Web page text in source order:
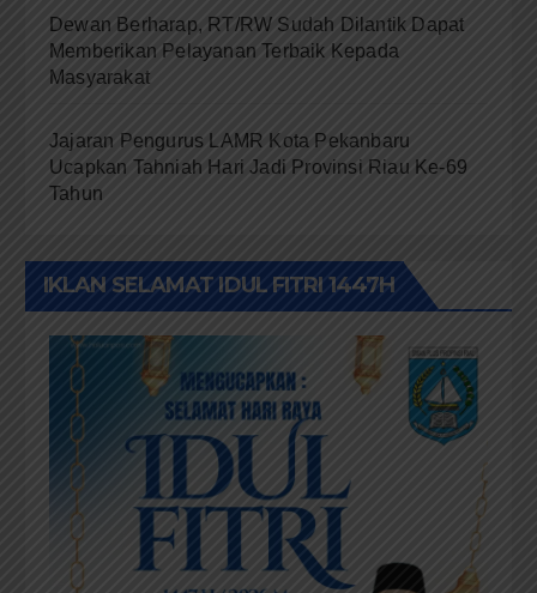
Dewan Berharap, RT/RW Sudah Dilantik Dapat
Memberikan Pelayanan Terbaik Kepada
Masyarakat
Jajaran Pengurus LAMR Kota Pekanbaru
Ucapkan Tahniah Hari Jadi Provinsi Riau Ke-69
Tahun
IKLAN SELAMAT IDUL FITRI 1447H